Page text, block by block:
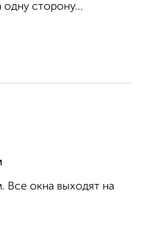
сторону...
Все окна выходят на